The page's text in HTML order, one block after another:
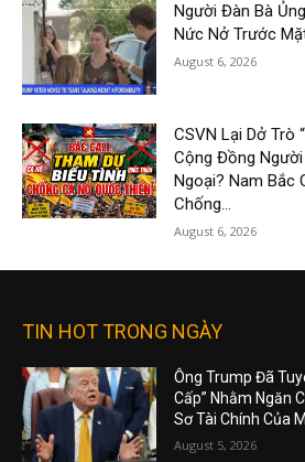
Người Đàn Bà
Nức Nở Trước
August 6, 2026
CSVN Lại Dở Trò
Cộng Đồng
Ngoại? Nam Bắc
Chống...
August 6, 2026
TIN HOT TRONG NGÀY
Ông Trump Đã
Cấp” Nhằm Ngăn
Sơ Tài Chính Của
August 5, 2026